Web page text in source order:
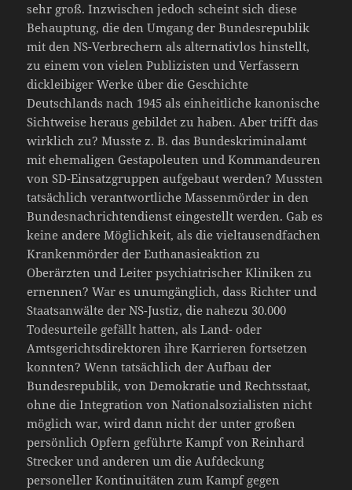
sehr groß. Inzwischen jedoch scheint sich diese
Behauptung, die den Umgang der Bundesrepublik
mit den NS-Verbrechern als alternativlos hinstellt,
zu einem von vielen Publizisten und Verfassern
dickleibiger Werke über die Geschichte
Deutschlands nach 1945 als einheitliche kanonische
Sichtweise heraus gebildet zu haben. Aber trifft das
wirklich zu? Musste z. B. das Bundeskriminalamt
mit ehemaligen Gestapoleuten und Kommandeuren
von SD-Einsatzgruppen aufgebaut werden? Mussten
tatsächlich verantwortliche Massenmörder in den
Bundesnachrichtendienst eingestellt werden. Gab es
keine andere Möglichkeit, als die vieltausendfachen
Krankenmörder der Euthanasieaktion zu
Oberärzten und Leiter psychiatrischer Kliniken zu
ernennen? War es unumgänglich, dass Richter und
Staatsanwälte der NS-Justiz, die nahezu 30.000
Todesurteile gefällt hatten, als Land- oder
Amtsgerichtsdirektoren ihre Karrieren fortsetzen
konnten? Wenn tatsächlich der Aufbau der
Bundesrepublik, von Demokratie und Rechtsstaat,
ohne die Integration von Nationalsozialisten nicht
möglich war, wird dann nicht der unter großen
persönlich Opfern geführte Kampf von Reinhard
Strecker und anderen um die Aufdeckung
personeller Kontinuitäten zum Kampf gegen